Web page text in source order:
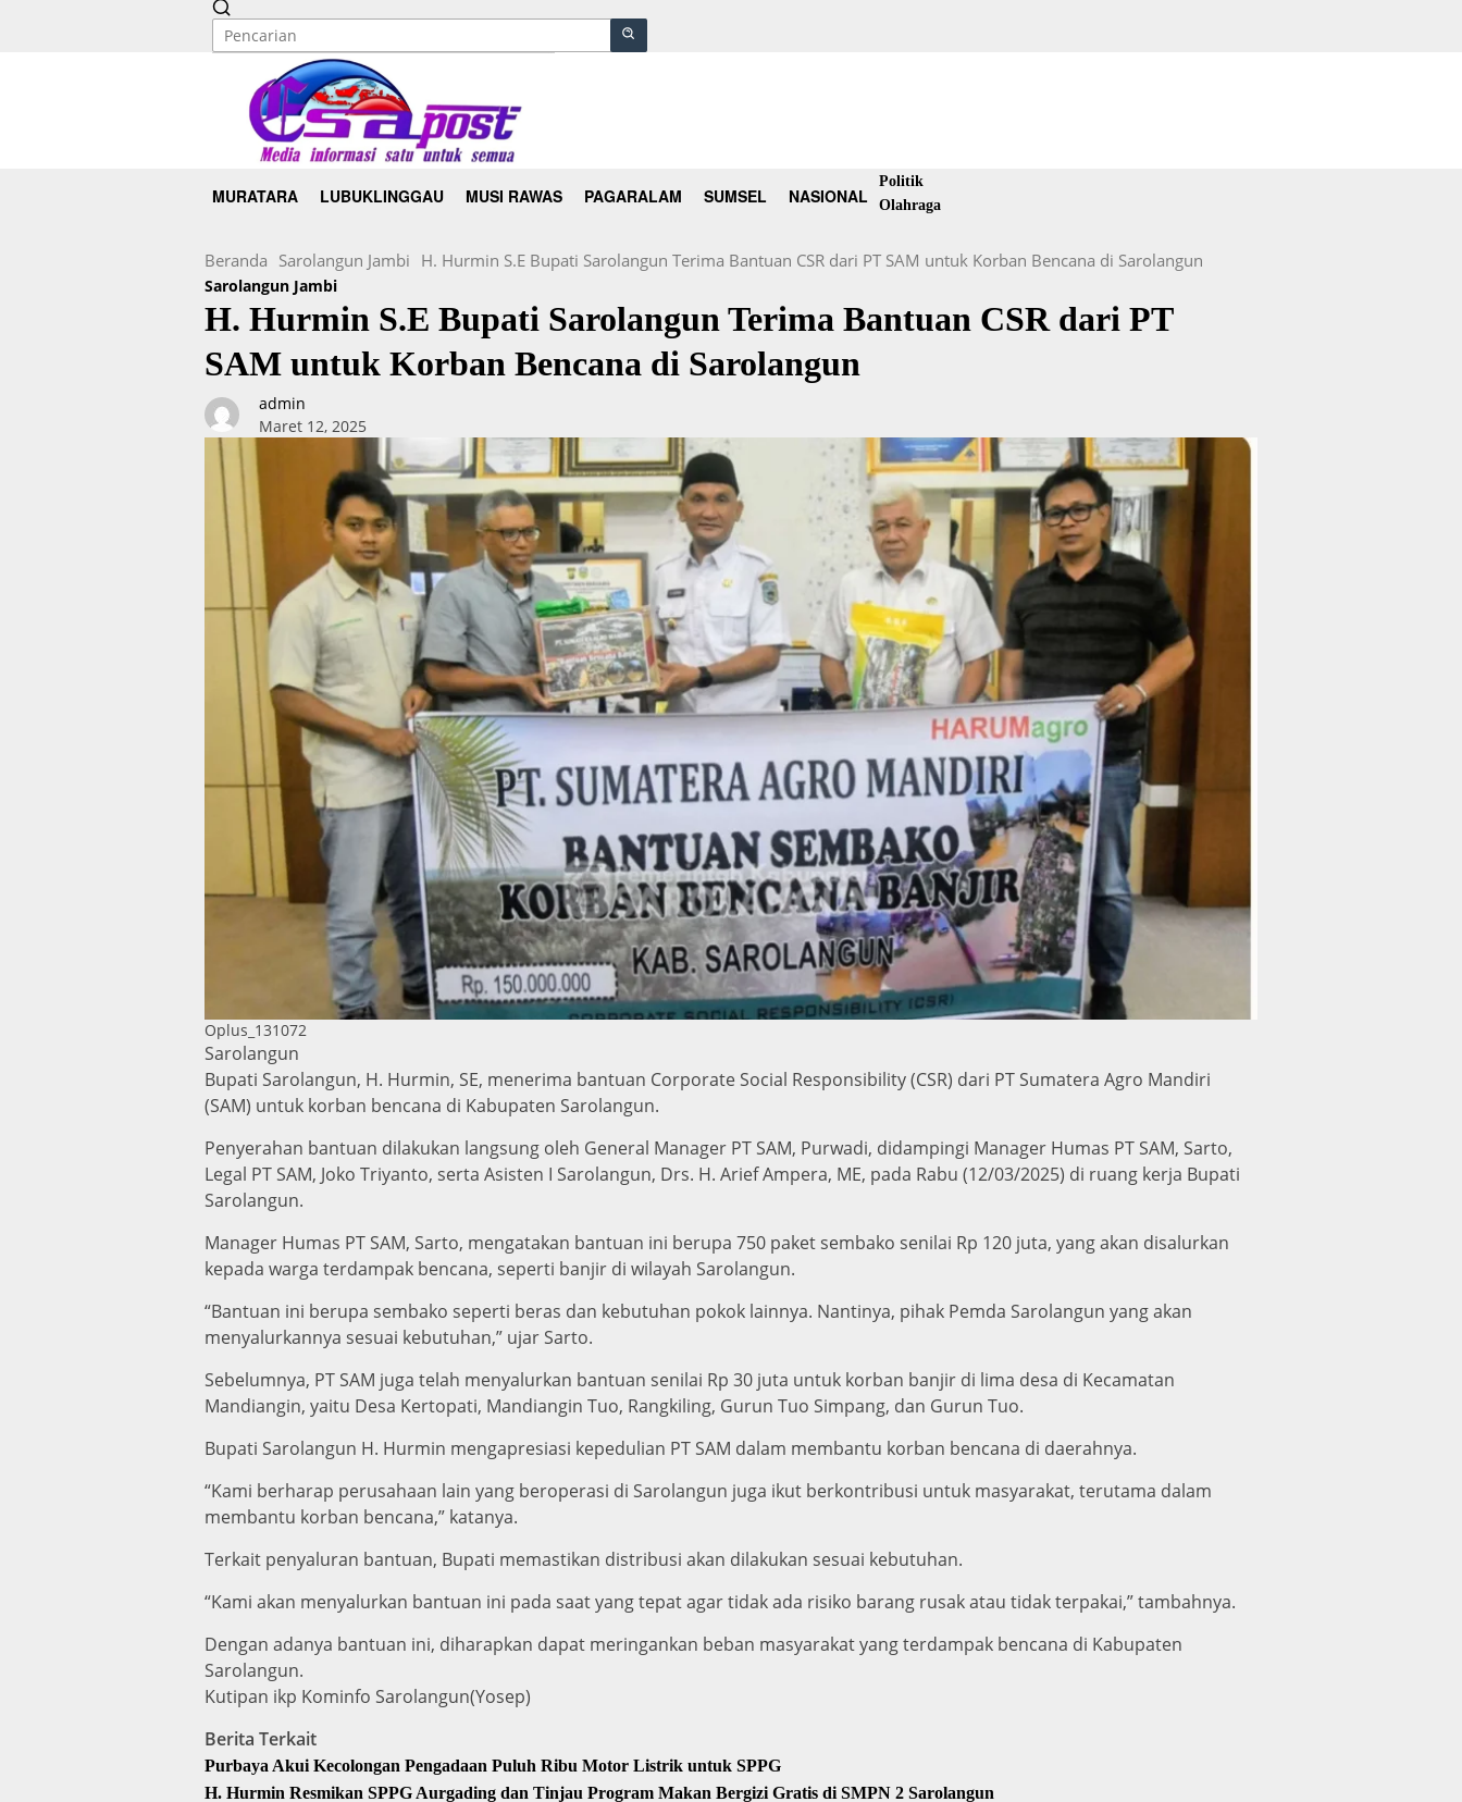
MURATARA LUBUKLINGGAU MUSI RAWAS PAGARALAM SUMSEL NASIONAL
Politik
Olahraga
Beranda Sarolangun Jambi H. Hurmin S.E Bupati Sarolangun Terima Bantuan CSR dari PT SAM untuk Korban Bencana di Sarolangun
Sarolangun Jambi
H. Hurmin S.E Bupati Sarolangun Terima Bantuan CSR dari PT
SAM untuk Korban Bencana di Sarolangun
admin
Maret 12, 2025
Oplus_131072
Sarolangun
Bupati Sarolangun, H. Hurmin, SE, menerima bantuan Corporate Social Responsibility (CSR) dari PT Sumatera Agro Mandiri
(SAM) untuk korban bencana di Kabupaten Sarolangun.
Penyerahan bantuan dilakukan langsung oleh General Manager PT SAM, Purwadi, didampingi Manager Humas PT SAM, Sarto,
Legal PT SAM, Joko Triyanto, serta Asisten I Sarolangun, Drs. H. Arief Ampera, ME, pada Rabu (12/03/2025) di ruang kerja Bupati
Sarolangun.
Manager Humas PT SAM, Sarto, mengatakan bantuan ini berupa 750 paket sembako senilai Rp 120 juta, yang akan disalurkan
kepada warga terdampak bencana, seperti banjir di wilayah Sarolangun.
“Bantuan ini berupa sembako seperti beras dan kebutuhan pokok lainnya. Nantinya, pihak Pemda Sarolangun yang akan
menyalurkannya sesuai kebutuhan,” ujar Sarto.
Sebelumnya, PT SAM juga telah menyalurkan bantuan senilai Rp 30 juta untuk korban banjir di lima desa di Kecamatan
Mandiangin, yaitu Desa Kertopati, Mandiangin Tuo, Rangkiling, Gurun Tuo Simpang, dan Gurun Tuo.
Bupati Sarolangun H. Hurmin mengapresiasi kepedulian PT SAM dalam membantu korban bencana di daerahnya.
“Kami berharap perusahaan lain yang beroperasi di Sarolangun juga ikut berkontribusi untuk masyarakat, terutama dalam
membantu korban bencana,” katanya.
Terkait penyaluran bantuan, Bupati memastikan distribusi akan dilakukan sesuai kebutuhan.
“Kami akan menyalurkan bantuan ini pada saat yang tepat agar tidak ada risiko barang rusak atau tidak terpakai,” tambahnya.
Dengan adanya bantuan ini, diharapkan dapat meringankan beban masyarakat yang terdampak bencana di Kabupaten
Sarolangun.
Kutipan ikp Kominfo Sarolangun(Yosep)
Berita Terkait
Purbaya Akui Kecolongan Pengadaan Puluh Ribu Motor Listrik untuk SPPG
H. Hurmin Resmikan SPPG Aurgading dan Tinjau Program Makan Bergizi Gratis di SMPN 2 Sarolangun